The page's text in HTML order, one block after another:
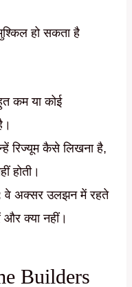
हो सकता है
कम या कोई
रिज्यूम कैसे लिखना है,
होती।
वे अक्सर उलझन में रहते
और क्या नहीं।
Builders